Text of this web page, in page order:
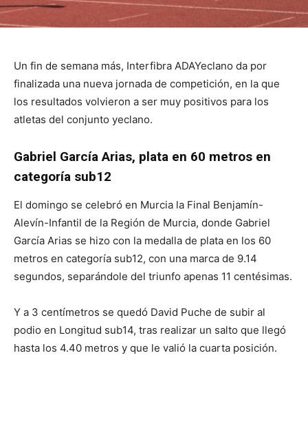
Un fin de semana más, Interfibra ADAYeclano da por
finalizada una nueva jornada de competición, en la que
los resultados volvieron a ser muy positivos para los
atletas del conjunto yeclano.
Gabriel García Arias, plata en 60 metros en
categoría sub12
El domingo se celebró en Murcia la Final Benjamín-
Alevín-Infantil de la Región de Murcia, donde Gabriel
García Arias se hizo con la medalla de plata en los 60
metros en categoría sub12, con una marca de 9.14
segundos, separándole del triunfo apenas 11 centésimas.
Y a 3 centímetros se quedó David Puche de subir al
podio en Longitud sub14, tras realizar un salto que llegó
hasta los 4.40 metros y que le valió la cuarta posición.